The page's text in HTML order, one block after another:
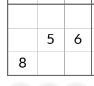
5
6
8